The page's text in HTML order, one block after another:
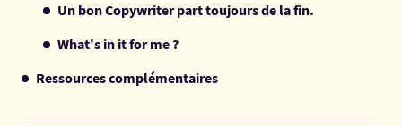
Un bon Copywriter part toujours de la fin.
What's in it for me ?
Ressources complémentaires